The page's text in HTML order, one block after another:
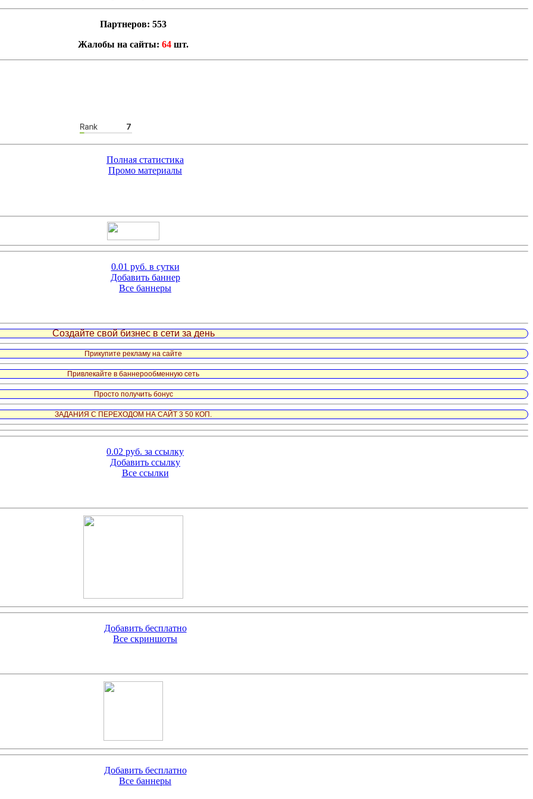
Партнеров: 553
Жалобы на сайты: 64 шт.
Полная статистика
Промо материалы
0.01 руб. в сутки
Добавить баннер
Все баннеры
Создайте свой бизнес в сети за день
Прикупите рекламу на сайте
Привлекайте в баннерообменную сеть
Просто получить бонус
ЗАДАНИЯ С ПЕРЕХОДОМ НА САЙТ 3 50 КОП.
0.02 руб. за ссылку
Добавить ссылку
Все ссылки
Добавить бесплатно
Все скриншоты
Добавить бесплатно
Все баннеры